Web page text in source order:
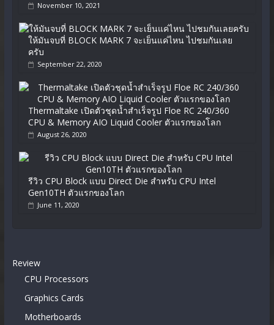
November 10, 2021
ให้มันจบที่ BLOCK MARK 7 จะเย็นแค่ไหน ไปชมกันเลย
ครับ
September 22, 2020
Thermaltake เปิดตัวชุดน้ำสำเร็จรูป Floe RC 240/360
CPU & Memory AIO Liquid Cooler ตัวแรกของโลก
August 26, 2020
รีวิว CPU Block แบบ Direct Die สำหรับ CPU Intel
Gen10TH ตัวแรกของโลก
June 11, 2020
Review
CPU Processors
Graphics Cards
Motherboards